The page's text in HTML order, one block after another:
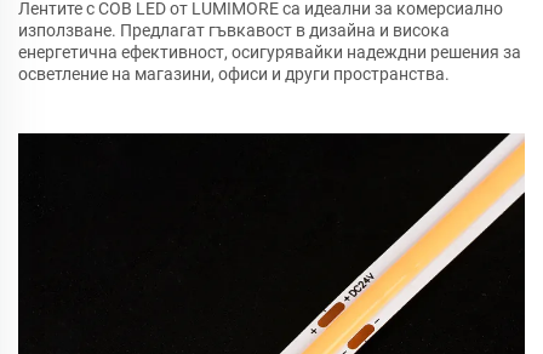
Лентите с COB LED от LUMIMORE са идеални за комерсиално
използване. Предлагат гъвкавост в дизайна и висока
енергетична ефективност, осигурявайки надеждни решения за
осветление на магазини, офиси и други пространства.